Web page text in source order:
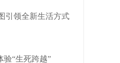
引领全新生活方式
验“生死跨越”